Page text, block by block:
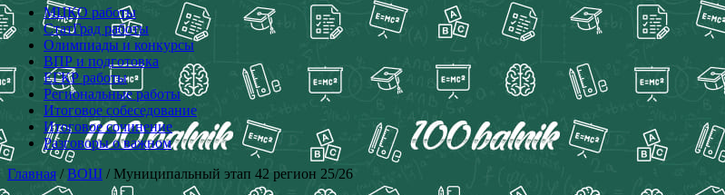
МЦКО работы
СтатГрад работы
Олимпиады и конкурсы
ВПР и подготовка
ЕГКР работы
Региональные работы
Итоговое собеседование
Итоговое сочинение
Разговоры о важном
Главная /ВОШ / Муниципальный этап 42 регион 25/26